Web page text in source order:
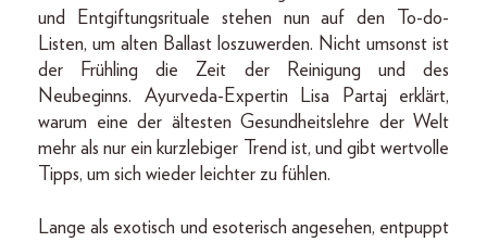
und Entgiftungsrituale stehen nun auf den To-do-
Listen, um alten Ballast loszuwerden. Nicht umsonst ist
der Frühling die Zeit der Reinigung und des
Neubeginns. Ayurveda-Expertin Lisa Partaj erklärt,
warum eine der ältesten Gesundheitslehre der Welt
mehr als nur ein kurzlebiger Trend ist, und gibt wertvolle
Tipps, um sich wieder leichter zu fühlen.
Lange als exotisch und esoterisch angesehen, entpuppt